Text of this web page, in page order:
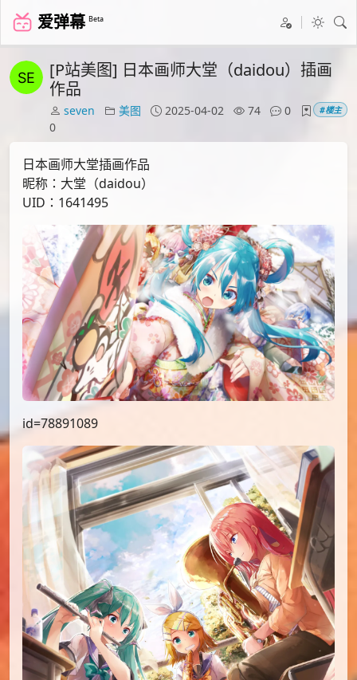
爱弹幕 Beta
[P站美图] 日本画师大堂（daidou）插画
作品
seven 美图 2025-04-02 74
0
0
#楼主
日本画师大堂插画作品
昵称：大堂（daidou）
UID：1641495
id=78891089